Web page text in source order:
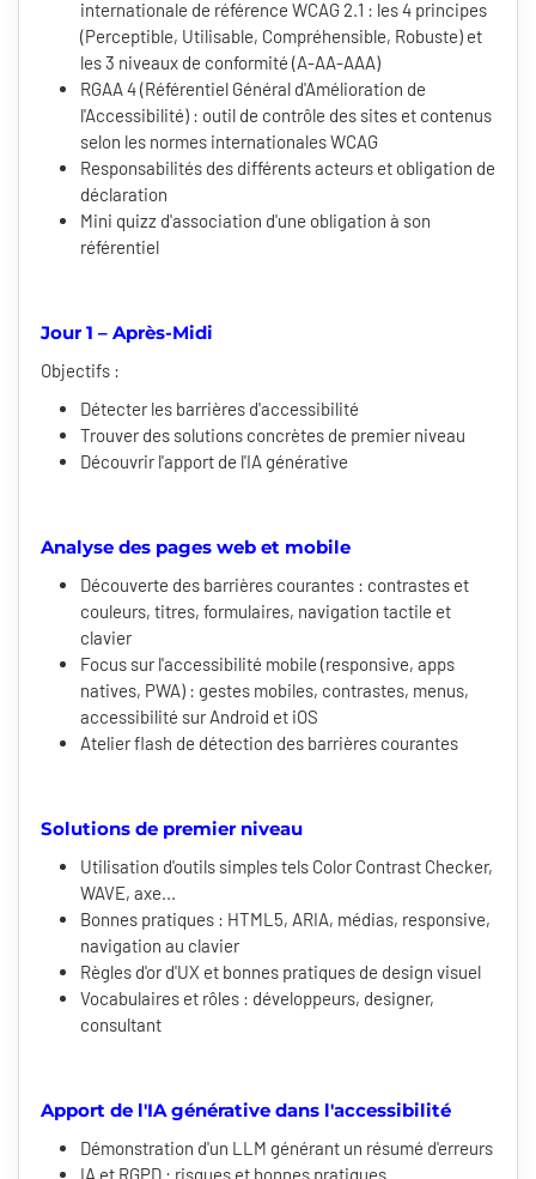
internationale de référence WCAG 2.1 : les 4 principes
(Perceptible, Utilisable, Compréhensible, Robuste) et
les 3 niveaux de conformité (A-AA-AAA)
RGAA 4 (Référentiel Général d'Amélioration de
l'Accessibilité) : outil de contrôle des sites et contenus
selon les normes internationales WCAG
Responsabilités des différents acteurs et obligation de
déclaration
Mini quizz d'association d'une obligation à son
référentiel
Jour 1 – Après-Midi
Objectifs :
Détecter les barrières d'accessibilité
Trouver des solutions concrètes de premier niveau
Découvrir l'apport de l'IA générative
Analyse des pages web et mobile
Découverte des barrières courantes : contrastes et
couleurs, titres, formulaires, navigation tactile et
clavier
Focus sur l'accessibilité mobile (responsive, apps
natives, PWA) : gestes mobiles, contrastes, menus,
accessibilité sur Android et iOS
Atelier flash de détection des barrières courantes
Solutions de premier niveau
Utilisation d'outils simples tels Color Contrast Checker,
WAVE, axe...
Bonnes pratiques : HTML5, ARIA, médias, responsive,
navigation au clavier
Règles d'or d'UX et bonnes pratiques de design visuel
Vocabulaires et rôles : développeurs, designer,
consultant
Apport de l'IA générative dans l'accessibilité
Démonstration d'un LLM générant un résumé d'erreurs
IA et RGPD : risques et bonnes pratiques